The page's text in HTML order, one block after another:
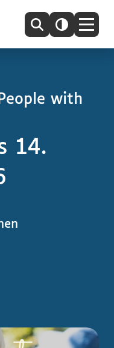
with
14.